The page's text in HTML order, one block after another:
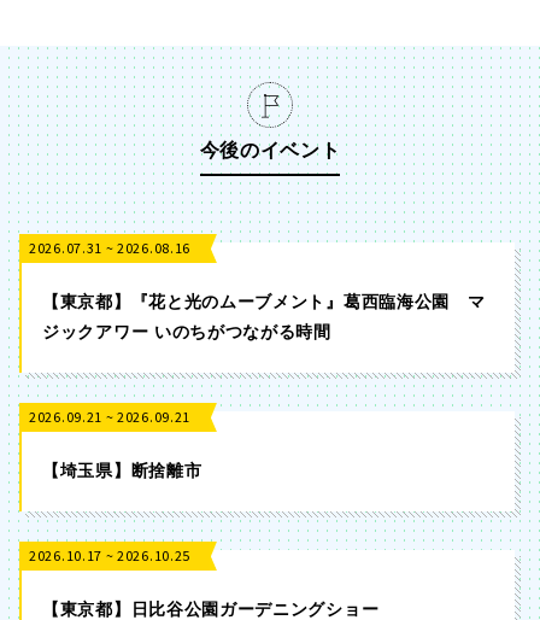
今後のイベント
2026.07.31 ~ 2026.08.16
【東京都】『花と光のムーブメント』葛西臨海公園 マ
ジックアワー いのちがつながる時間
2026.09.21 ~ 2026.09.21
【埼玉県】断捨離市
2026.10.17 ~ 2026.10.25
【東京都】日比谷公園ガーデニングショー